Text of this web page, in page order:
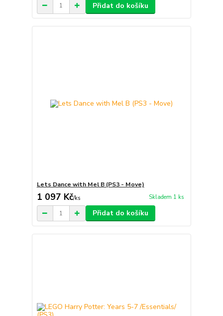
Přidat do košíku
Lets Dance with Mel B (PS3 - Move)
1 097 Kč/ks Skladem 1 ks
Přidat do košíku